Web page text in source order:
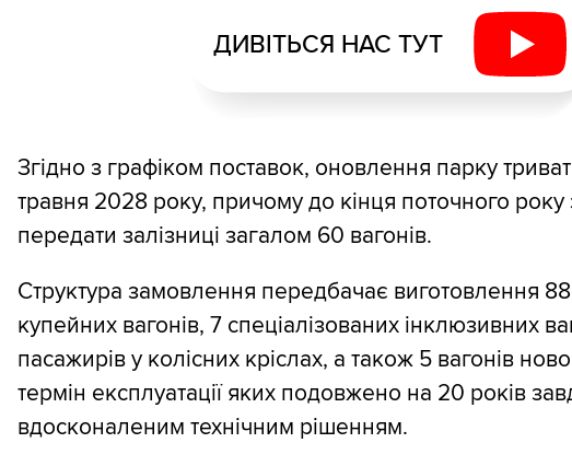
ДИВІТЬСЯ НАС ТУТ
Згідно з графіком поставок, оновлення парку
травня 2028 року, причому до кінця поточного
передати залізниці загалом 60 вагонів.
Структура замовлення передбачає виготовлення
купейних вагонів, 7 спеціалізованих інклюзивних
пасажирів у колісних кріслах, а також 5 вагонів
термін експлуатації яких подовжено на 20 років
вдосконаленим технічним рішенням.